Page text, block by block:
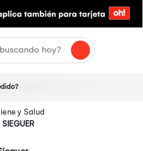
y Salud
SIEGUER